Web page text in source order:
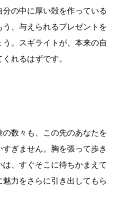
の中に厚い殻を作っている
、与えられるプレゼントを
。スギライトが、本来の自
れるはずです。
数々も、この先のあなたを
ぎません。胸を張って歩き
、すぐそこに待ちかまえて
力をさらに引き出してもら